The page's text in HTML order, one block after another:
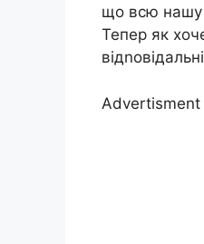
що всю нашу
Тепер як
Advertisment